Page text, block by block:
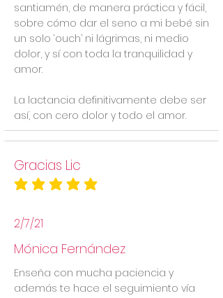
santiamén, de manera práctica y fácil,
sobre cómo dar el seno a mi bebé sin
un solo ‘ouch’ ni lágrimas, ni medio
dolor, y sí con toda la tranquilidad y
amor.
La lactancia definitivamente debe ser
así, con cero dolor y todo el amor.
Gracias Lic
la calificación promedio es 5 de 5
2/7/21
Mónica Fernández
Enseña con mucha paciencia y
además te hace el seguimiento vía